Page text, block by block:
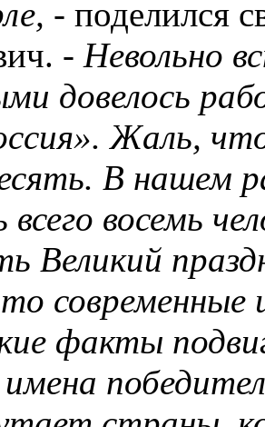
- поделился
- Невольно
довелось
Жаль,
В нашем
всего восемь
Великий
факты